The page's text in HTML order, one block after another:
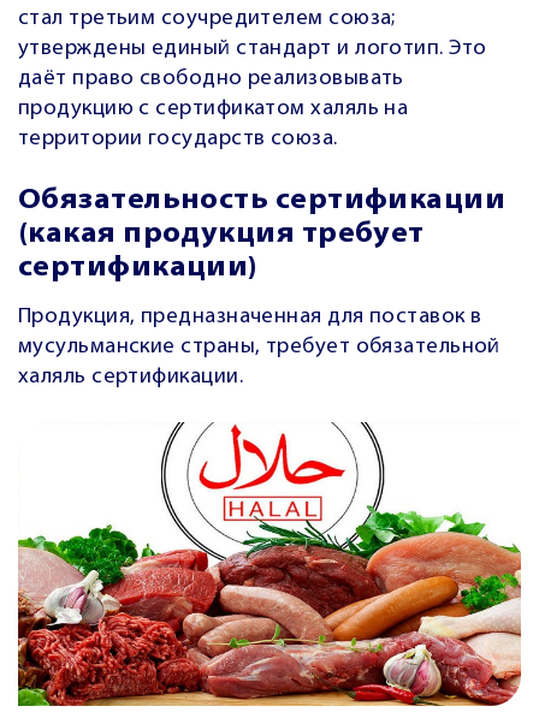
стал третьим соучредителем союза;
утверждены единый стандарт и логотип. Это
даёт право свободно реализовывать
продукцию с сертификатом халяль на
территории государств союза.
Обязательность сертификации
(какая продукция требует
сертификации)
Продукция, предназначенная для поставок в
мусульманские страны, требует обязательной
халяль сертификации.